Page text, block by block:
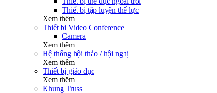
Thiết bị tập luyện thể lực
Xem thêm
Thiết bị Video Conference
Camera
Xem thêm
Hệ thống hội thảo / hội nghị
Xem thêm
Thiết bị giáo dục
Xem thêm
Khung Truss